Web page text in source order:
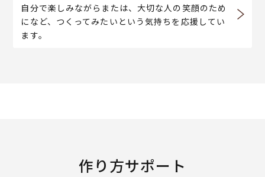
自分で楽しみながらまたは、大切な人の笑顔のため
になど、つくってみたいという気持ちを応援してい
ます。
作り方サポート